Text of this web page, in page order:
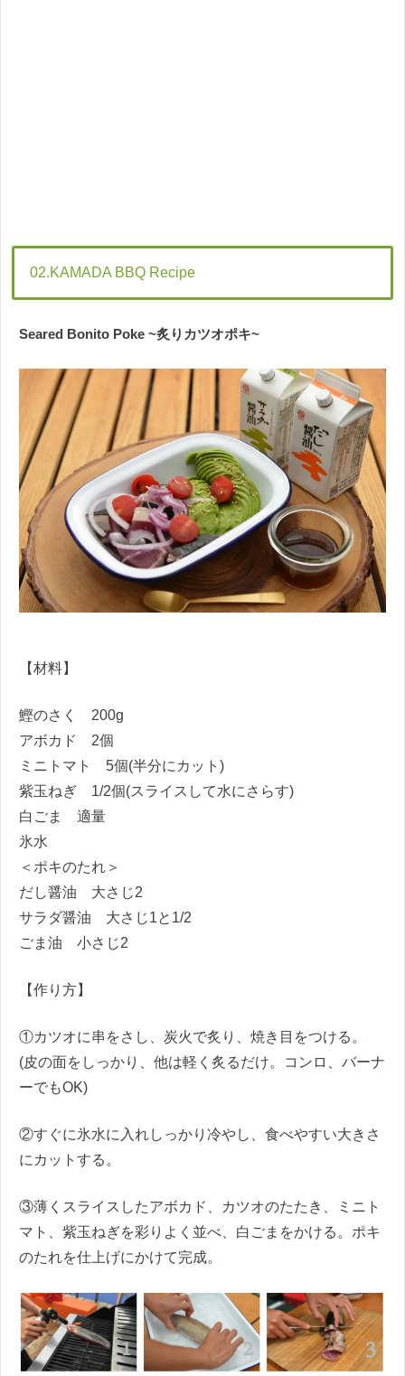
02.KAMADA BBQ Recipe
Seared Bonito Poke ~炙りカツオポキ~
【材料】
鰹のさく 200g
アボカド 2個
ミニトマト 5個(半分にカット)
紫玉ねぎ 1/2個(スライスして水にさらす)
白ごま 適量
氷水
＜ポキのたれ＞
だし醤油 大さじ2
サラダ醤油 大さじ1と1/2
ごま油 小さじ2
【作り方】
①カツオに串をさし、炭火で炙り、焼き目をつける。
(皮の面をしっかり、他は軽く炙るだけ。コンロ、バーナ
ーでもOK)
②すぐに氷水に入れしっかり冷やし、食べやすい大きさ
にカットする。
③薄くスライスしたアボカド、カツオのたたき、ミニト
マト、紫玉ねぎを彩りよく並べ、白ごまをかける。ポキ
のたれを仕上げにかけて完成。